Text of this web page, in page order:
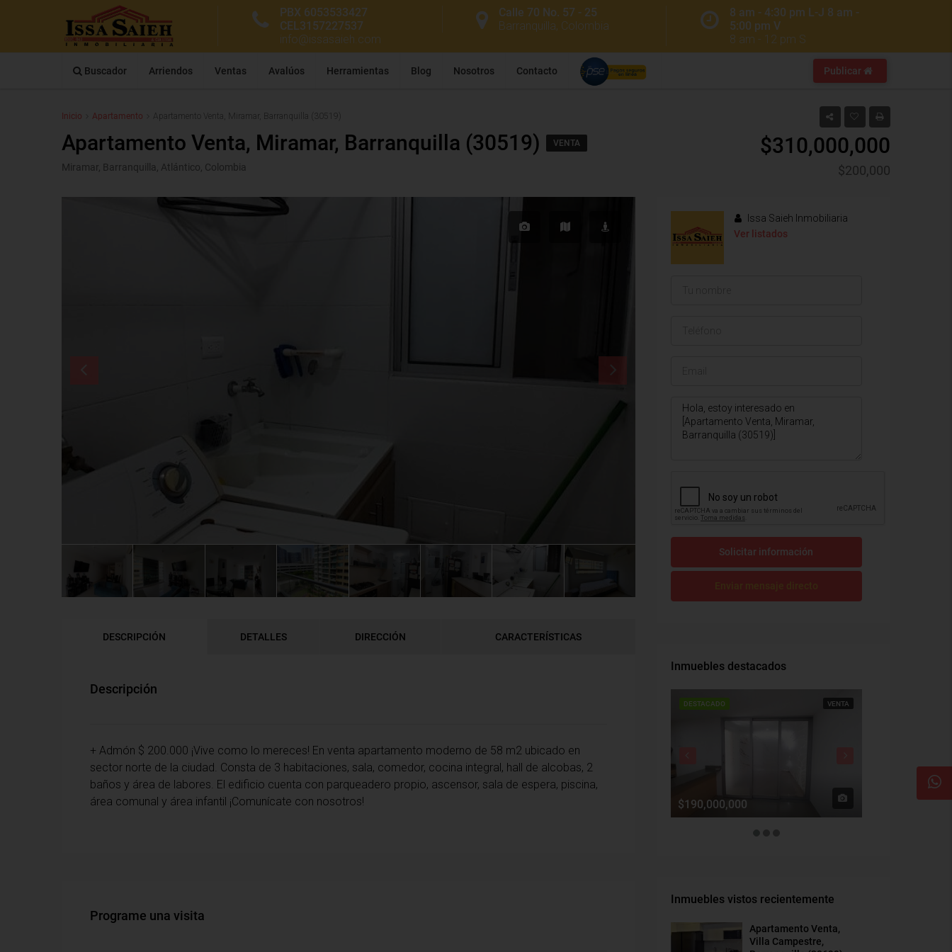
8 am - 4:30 pm L-J 8 am -
5:00 pm V
8 am - 12 pm S
Calle 70 No. 57 - 25
Barranquilla, Colombia
PBX 6053533427
CEL3157227537
info@issasaieh.com
Buscador Arriendos Ventas Avalúos Herramientas Blog Nosotros Contacto Publicar
Inicio Apartamento Apartamento Venta, Miramar, Barranquilla (30519)
Apartamento Venta, Miramar, Barranquilla (30519) VENTA
Miramar, Barranquilla, Atlántico, Colombia
$310,000,000
$200,000
DESCRIPCIÓN DETALLES DIRECCIÓN CARACTERÍSTICAS
Descripción
+ Admón $ 200.000 ¡Vive como lo mereces! En venta apartamento moderno de 58 m2 ubicado en
sector norte de la ciudad. Consta de 3 habitaciones, sala, comedor, cocina integral, hall de alcobas, 2
baños y área de labores. El edificio cuenta con parqueadero propio, ascensor, sala de espera, piscina,
área comunal y área infantil ¡Comunícate con nosotros!
Programe una visita
Issa Saieh Inmobiliaria
Ver listados
Solicitar información
Inmuebles destacados
DESTACADO VENTA
$190,000,000 $1,900,000
Inmuebles vistos recientemente
Apartamento Venta,
Villa Campestre,